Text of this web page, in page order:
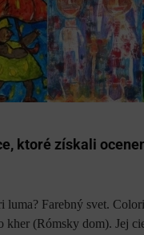
ktoré získali
luma? Farebný svet.
kher (Rómsky dom). Jej